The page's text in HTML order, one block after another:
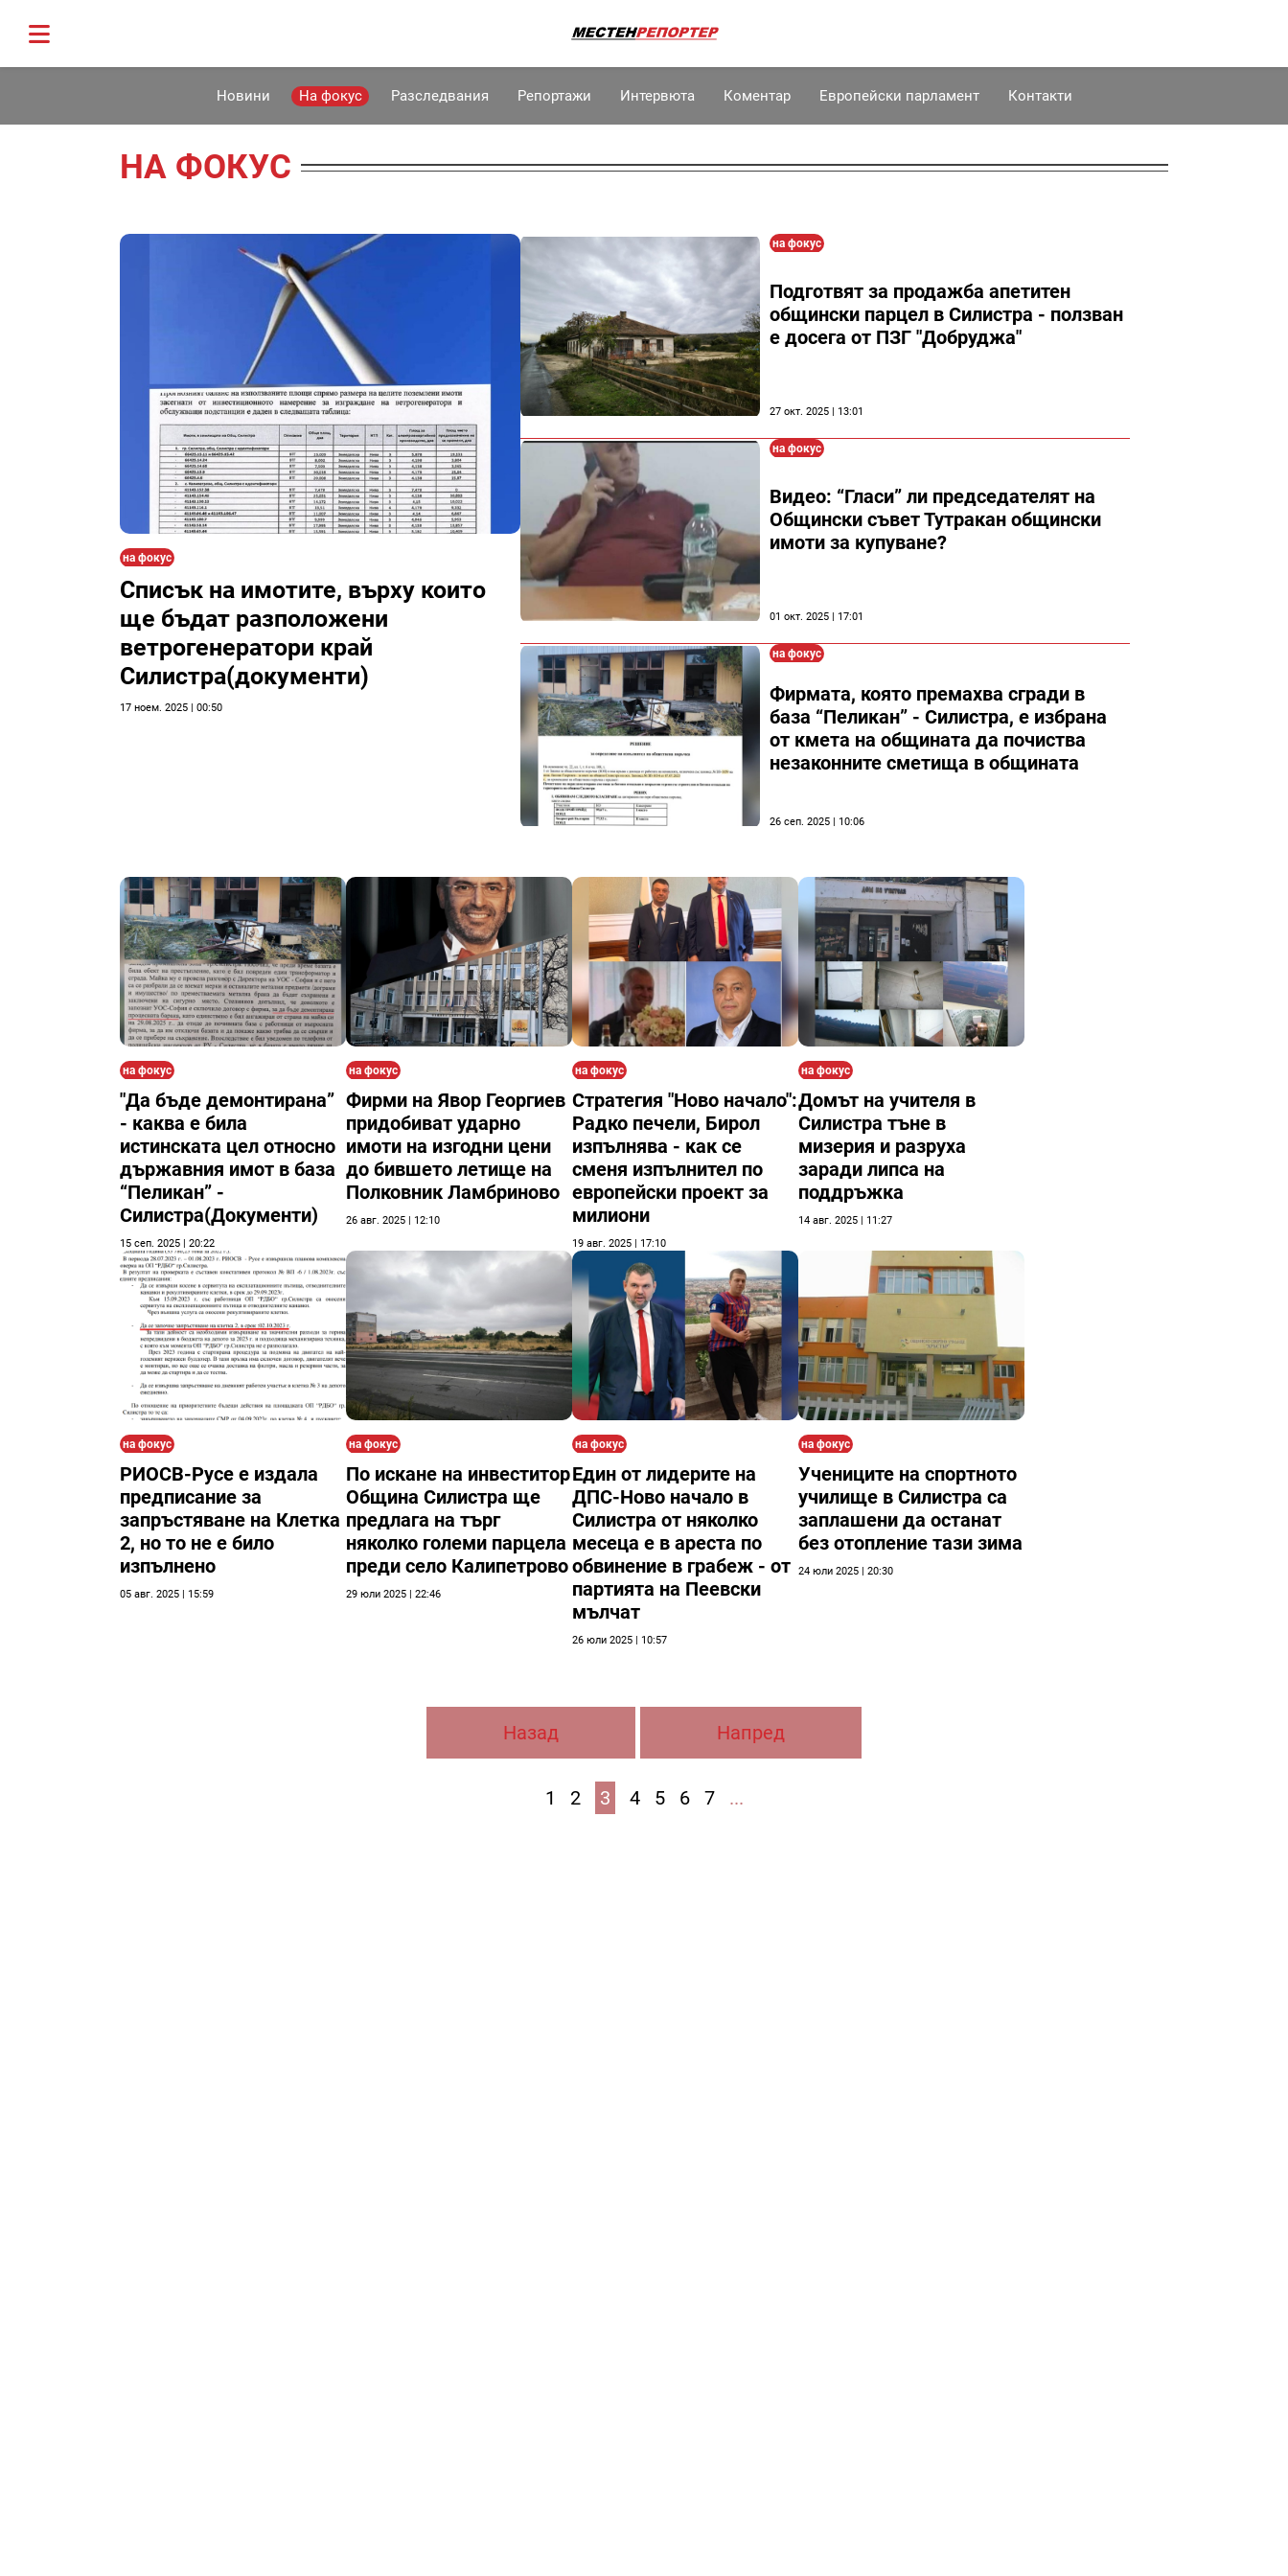
Новини На фокус Разследвания Репортажи Интервюта Коментар Европейски парламент Контакти
НА ФОКУС
на фокус
Списък на имотите, върху които
ще бъдат разположени
ветрогенератори край
Силистра(документи)
17 ноем. 2025 | 00:50
на фокус
Подготвят за продажба апетитен
общински парцел в Силистра - ползван
е досега от ПЗГ "Добруджа"
27 окт. 2025 | 13:01
на фокус
Видео: “Гласи” ли председателят на
Общински съвет Тутракан общински
имоти за купуване?
01 окт. 2025 | 17:01
на фокус
Фирмата, която премахва сгради в
база “Пеликан” - Силистра, е избрана
от кмета на общината да почиства
незаконните сметища в общината
26 сеп. 2025 | 10:06
на фокус
"Да бъде демонтирана”
- каква е била
истинската цел относно
държавния имот в база
“Пеликан” -
Силистра(Документи)
15 сеп. 2025 | 20:22
на фокус
Фирми на Явор Георгиев
придобиват ударно
имоти на изгодни цени
до бившето летище на
Полковник Ламбриново
26 авг. 2025 | 12:10
на фокус
Стратегия "Ново начало":
Радко печели, Бирол
изпълнява - как се
сменя изпълнител по
европейски проект за
милиони
19 авг. 2025 | 17:10
на фокус
Домът на учителя в
Силистра тъне в
мизерия и разруха
заради липса на
поддръжка
14 авг. 2025 | 11:27
на фокус
РИОСВ-Русе е издала
предписание за
запръстяване на Клетка
2, но то не е било
изпълнено
05 авг. 2025 | 15:59
на фокус
По искане на инвеститор
Община Силистра ще
предлага на търг
няколко големи парцела
преди село Калипетрово
29 юли 2025 | 22:46
на фокус
Един от лидерите на
ДПС-Ново начало в
Силистра от няколко
месеца е в ареста по
обвинение в грабеж - от
партията на Пеевски
мълчат
26 юли 2025 | 10:57
на фокус
Учениците на спортното
училище в Силистра са
заплашени да останат
без отопление тази зима
24 юли 2025 | 20:30
Назад Напред
1 2 3 4 5 6 7 ...